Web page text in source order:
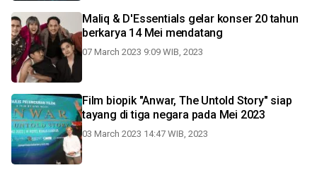
Maliq & D'Essentials gelar konser 20 tahun
berkarya 14 Mei mendatang
07 March 2023 9:09 WIB, 2023
Film biopik "Anwar, The Untold Story" siap
tayang di tiga negara pada Mei 2023
03 March 2023 14:47 WIB, 2023